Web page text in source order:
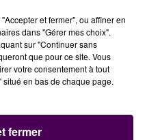
et fermer", ou affiner en
dans "Gérer mes choix".
sur "Continuer sans
que pour ce site. Vous
votre consentement à tout
en bas de chaque page.
fermer